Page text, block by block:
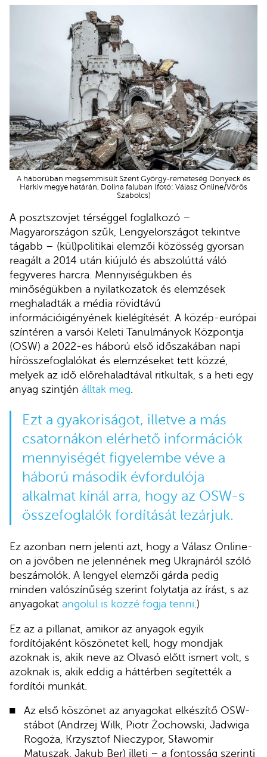
A háborúban megsemmisült Szent György-remeteség Donyeck és
Harkiv megye határán, Dolina faluban (fotó: Válasz Online/Vörös
Szabolcs)
A posztszovjet térséggel foglalkozó –
Magyarországon szűk, Lengyelországot tekintve
tágabb – (kül)politikai elemzői közösség gyorsan
reagált a 2014 után kiújuló és abszolúttá váló
fegyveres harcra. Mennyiségükben és
minőségükben a nyilatkozatok és elemzések
meghaladták a média rövidtávú
információigényének kielégítését. A közép-európai
színtéren a varsói Keleti Tanulmányok Központja
(OSW) a 2022-es háború első időszakában napi
hírösszefoglalókat és elemzéseket tett közzé,
melyek az idő előrehaladtával ritkultak, s a heti egy
anyag szintjén álltak meg
Ezt a gyakoriságot, illetve a más
csatornákon elérhető információk
mennyiségét figyelembe véve a
háború második évfordulója
alkalmat kínál arra, hogy az OSW-s
összefoglalók fordítását lezárjuk.
Ez azonban nem jelenti azt, hogy a Válasz Online-
on a jövőben ne jelennének meg Ukrajnáról szóló
beszámolók. A lengyel elemzői gárda pedig
minden valószínűség szerint folytatja az írást, s az
anyagokat angolul is közzé fogja tenni .)
Ez az a pillanat, amikor az anyagok egyik
fordítójaként köszönetet kell, hogy mondjak
azoknak is, akik neve az Olvasó előtt ismert volt, s
azoknak is, akik eddig a háttérben segítették a
fordítói munkát.
Az első köszönet az anyagokat elkészítő OSW-
stábot (Andrzej Wilk, Piotr Żochowski, Jadwiga
Rogoża, Krzysztof Nieczypor, Sławomir
Matuszak, Jakub Ber) illeti – a fontosság szerinti